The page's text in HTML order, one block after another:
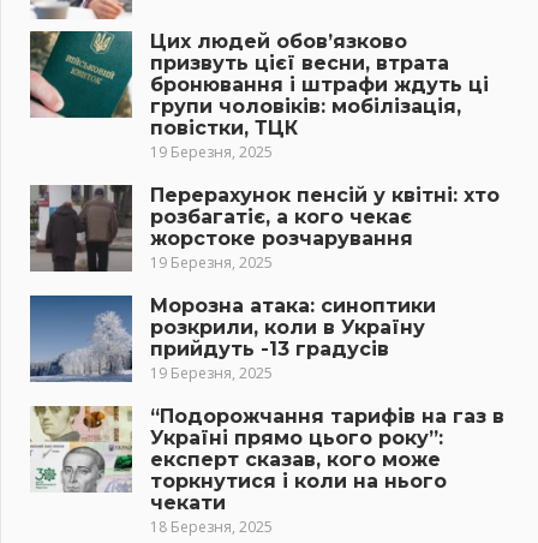
Цих людей обов’язково
призвуть цієї весни, втрата
бронювання і штрафи ждуть ці
групи чоловіків: мобілізація,
повістки, ТЦК
19 Березня, 2025
Перерахунок пенсій у квітні: хто
розбагатіє, а кого чекає
жорстоке розчарування
19 Березня, 2025
Морозна атака: синоптики
розкрили, коли в Україну
прийдуть -13 градусів
19 Березня, 2025
“Подорожчання тарифів на газ в
Україні прямо цього року”:
експерт сказав, кого може
торкнутися і коли на нього
чекати
18 Березня, 2025